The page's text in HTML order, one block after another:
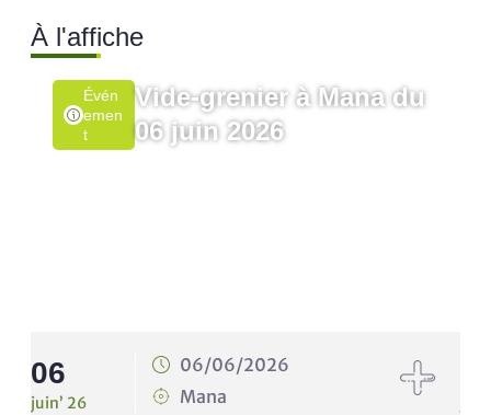
À l'affiche
Évén
Emen
T
Vide-grenier à Mana du
06 juin 2026
06
juin’ 26
06/06/2026
Mana